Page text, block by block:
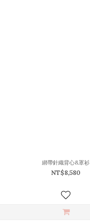
綁帶針織背心&罩衫
NT$8,580